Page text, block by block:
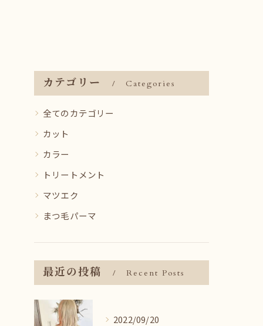
カテゴリー Categories
全てのカテゴリー
カット
カラー
トリートメント
マツエク
まつ毛パーマ
最近の投稿 Recent Posts
2022/09/20